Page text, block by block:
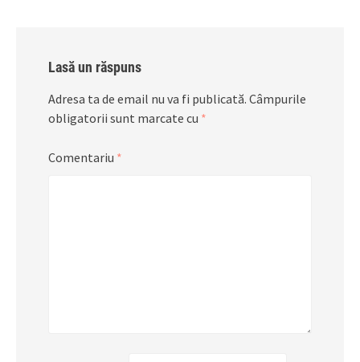
Lasă un răspuns
Adresa ta de email nu va fi publicată. Câmpurile
obligatorii sunt marcate cu *
Comentariu *